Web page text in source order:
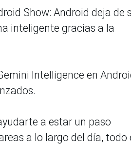
Show: Android deja de
inteligente gracias a la
Intelligence en
a estar un paso
a lo largo del día, todo